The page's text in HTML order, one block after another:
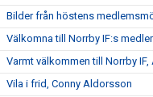
Bilder från höstens
Välkomna till Norrby IF:s
Varmt välkommen till Norrby IF,
Vila i frid, Conny Aldorsson